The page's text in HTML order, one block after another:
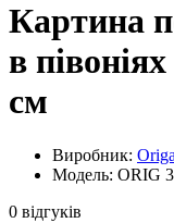
Картина
в
см
Виробник:
Модель: ORIG
0 відгуків